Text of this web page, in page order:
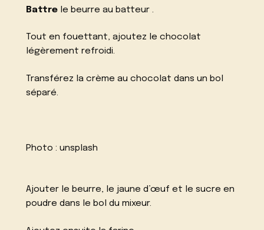
Battre le beurre au batteur .
Tout en fouettant, ajoutez le chocolat
légèrement refroidi.
Transférez la crème au chocolat dans un bol
séparé.
Photo :unsplash
Ajouter le beurre, le jaune d’œuf et le sucre en
poudre dans le bol du mixeur.